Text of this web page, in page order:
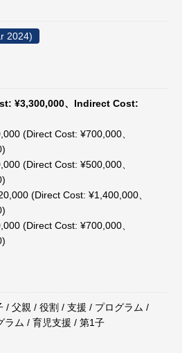
2024)
¥3,300,000、Indirect Cost:
(Direct Cost: ¥700,000、
(Direct Cost: ¥500,000、
(Direct Cost: ¥1,400,000、
(Direct Cost: ¥700,000、
/ 父親 / 役割 / 支援 / プログラム /
ラム / 育児支援 / 第1子